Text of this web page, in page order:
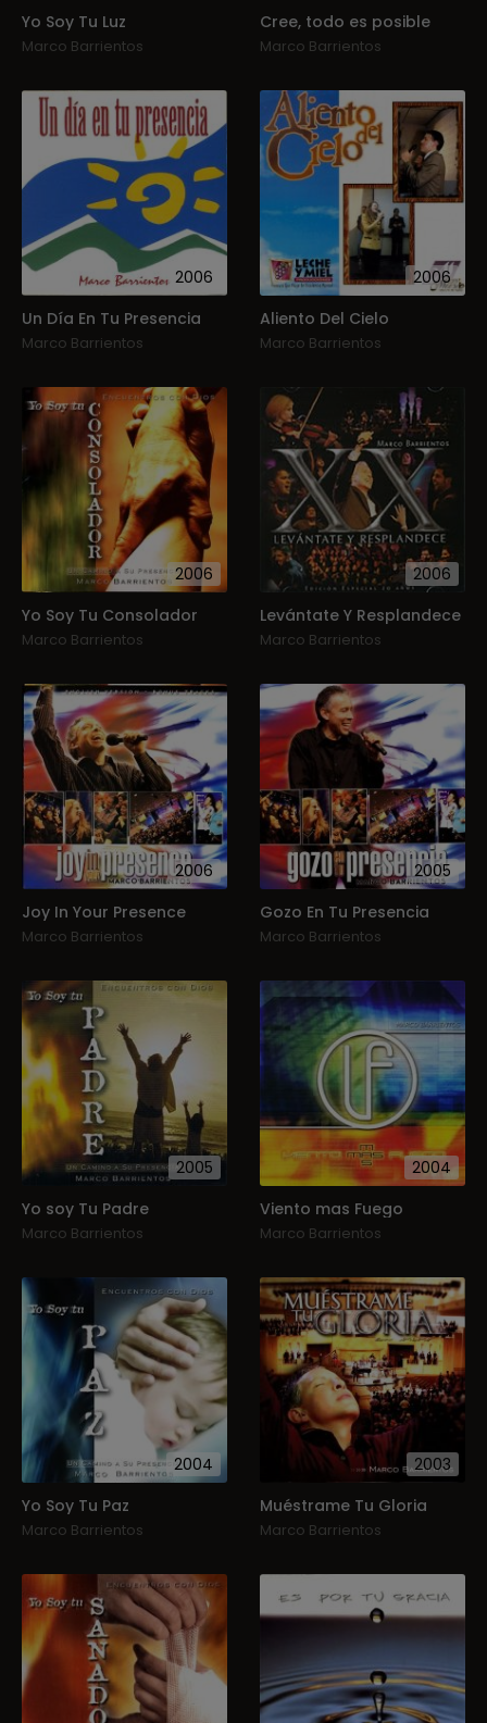
Yo Soy Tu Luz
Marco Barrientos
Cree, todo es posible
Marco Barrientos
2006
Un Día En Tu Presencia
Marco Barrientos
2006
Aliento Del Cielo
Marco Barrientos
2006
Yo Soy Tu Consolador
Marco Barrientos
2006
Levántate Y Resplandece
Marco Barrientos
2006
Joy In Your Presence
Marco Barrientos
2005
Gozo En Tu Presencia
Marco Barrientos
2005
Yo soy Tu Padre
Marco Barrientos
2004
Viento mas Fuego
Marco Barrientos
2004
Yo Soy Tu Paz
Marco Barrientos
2003
Muéstrame Tu Gloria
Marco Barrientos